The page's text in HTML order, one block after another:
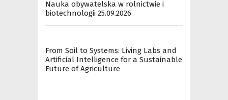
Nauka obywatelska w rolnictwie i
biotechnologii 25.09.2026
From Soil to Systems: Living Labs and
Artificial Intelligence for a Sustainable
Future of Agriculture